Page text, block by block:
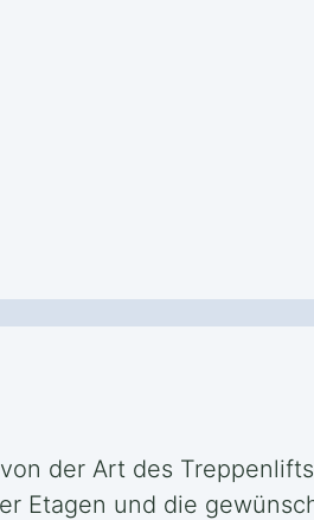
der Art des
Etagen und die